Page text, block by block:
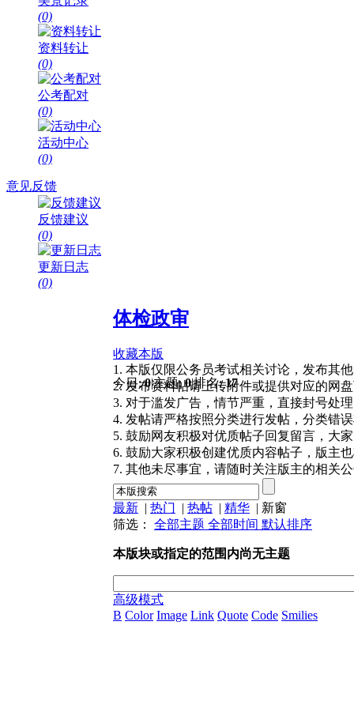
(0)
资料转让
(0)
公考配对
(0)
活动中心
(0)
意见反馈
反馈建议
(0)
更新日志
(0)
体检政审
收藏本版
今日:0|主题:0|排名:17
1. 本版仅限公务员考试相关讨论，发布其
2. 发布资料帖请上传附件或提供对应的网
3. 对于滥发广告，情节严重，直接封号处
4. 发帖请严格按照分类进行发帖，分类错
5. 鼓励网友积极对优质帖子回复留言，大
6. 鼓励大家积极创建优质内容帖子，版主
7. 其他未尽事宜，请随时关注版主的相关
最新 | 热门 | 热帖 | 精华 | 新窗
筛选： 全部主题 全部时间 默认排序
本版块或指定的范围内尚无主题
高级模式
B Color Image Link Quote Code Smilies